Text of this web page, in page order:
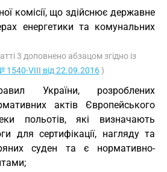
комісії, що здійснює державне
енергетики та комунальних
3 доповнено абзацом згідно із
1540-VIII від 22.09.2016)
України, розроблених
актів Європейського
польотів, які визначають
для сертифікації, нагляду та
суден та є нормативно-